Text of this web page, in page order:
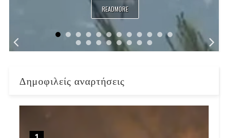
READMORE
Δημοφιλείς αναρτήσεις